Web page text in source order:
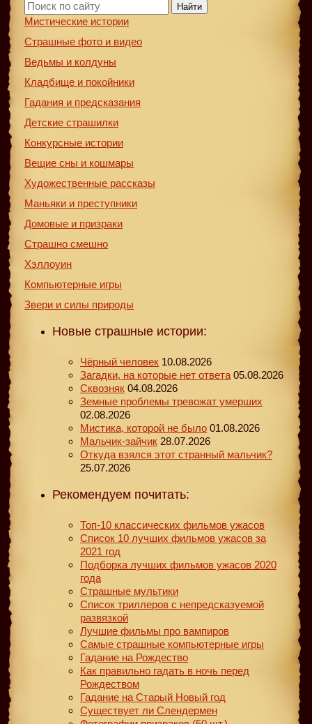
Найти
Мистические истории
Страшные фото и видео
Ведьмы и колдуны
Кладбище и покойники
Гадания и предсказания
Детские страшилки
Конкурсные истории
Вещие сны и кошмары
Художественные рассказы
Маньяки и преступники
Домовые и призраки
Страшно смешно
Хэллоуин
Компьютерные игры
Звери и силы природы
Новые страшные истории:
Чёрный человек 10.08.2026
Загадки, на которые нет ответа 05.08.2026
Сквозняк 04.08.2026
Земные проблемы тревожат умерших
02.08.2026
Мистика, которой не было 01.08.2026
Мальчик-зайчик 28.07.2026
Откуда взялся этот странный мальчик?
25.07.2026
Рекомендуем почитать:
Топ-10 классических фильмов ужасов
Список 10 лучших фильмов ужасов за
2021 год
Подборка лучших фильмов ужасов 2020
года
Страшные мультики
Список триллеров с непредсказуемой
развязкой
Лучшие фильмы про вампиров
Самые страшные компьютерные игры
Гадание на Рождество
Как правильно гадать в ночь перед
Рождеством
Гадание на Старый Новый год
Существует ли Слендермен